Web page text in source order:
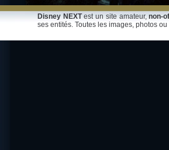
Disney NEXTest un site amateur,non-
ses entités. Toutes les images, photos